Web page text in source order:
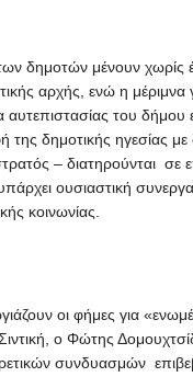
δημοτών μένουν χωρίς
αρχής, ενώ η μέριμνα
του δήμου
δημοτικής ηγεσίας με
– διατηρούνται σε
ουσιαστική
κοινωνίας.
οι φήμες για
ο Φώτης
συνδυασμών